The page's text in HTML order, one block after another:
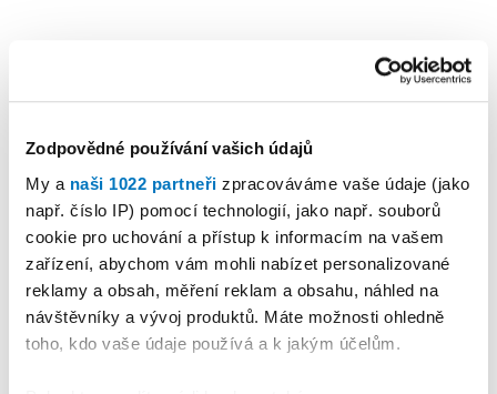
Zodpovědné používání vašich údajů
My a naši 1022 partneři zpracováváme vaše údaje (jako
např. číslo IP) pomocí technologií, jako např. souborů
cookie pro uchování a přístup k informacím na vašem
zařízení, abychom vám mohli nabízet personalizované
reklamy a obsah, měření reklam a obsahu, náhled na
návštěvníky a vývoj produktů. Máte možnosti ohledně
toho, kdo vaše údaje používá a k jakým účelům.